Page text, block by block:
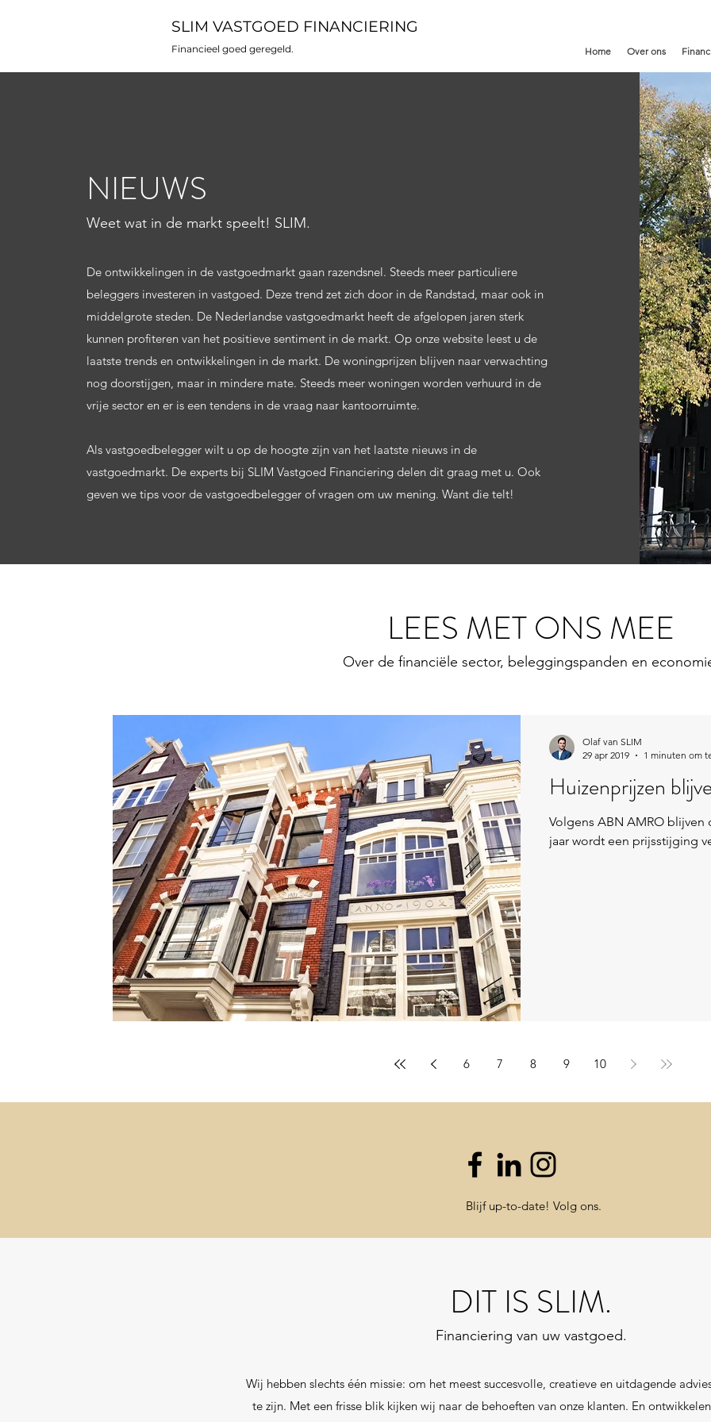
SLIM VASTGOED FINANCIERING
Financieel goed geregeld. Home Over ons
NIEUWS
Weet wat in de markt speelt! SLIM.
De ontwikkelingen in de vastgoedmarkt gaan razendsnel. Steeds meer particuliere
beleggers investeren in vastgoed. Deze trend zet zich door in de Randstad, maar ook in
middelgrote steden. De Nederlandse vastgoedmarkt heeft de afgelopen jaren sterk
kunnen profiteren van het positieve sentiment in de markt. Op onze website leest u de
laatste trends en ontwikkelingen in de markt. De woningprijzen blijven naar verwachting
nog doorstijgen, maar in mindere mate. Steeds meer woningen worden verhuurd in de
vrije sector en er is een tendens in de vraag naar kantoorruimte.
Als vastgoedbelegger wilt u op de hoogte zijn van het laatste nieuws in de
vastgoedmarkt. De experts bij SLIM Vastgoed Financiering delen dit graag met u. Ook
geven we tips voor de vastgoedbelegger of vragen om uw mening. Want die telt!
LEES MET ONS MEE
Over de financiële sector, beleggingspanden en
Huizenprijzen
Volgens ABN AMRO
jaar wordt een prijsstijging
Olaf van SLIM
29 apr 2019
1 minuten om
6 7 8 9 10
Blijf up-to-date! Volg ons.
DIT IS SLIM.
Financiering van uw vastgoed.
Wij hebben slechts één missie: om het meest succesvolle, creatieve en uitdagende
te zijn. Met een frisse blik kijken wij naar de behoeften van onze klanten. En